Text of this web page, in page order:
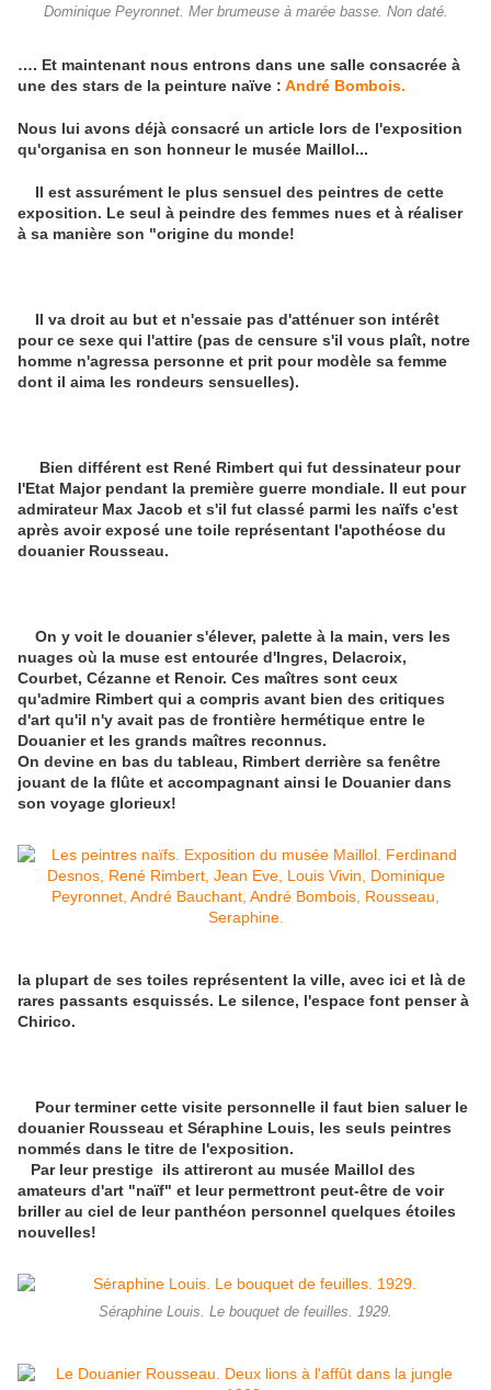
Dominique Peyronnet. Mer brumeuse à marée basse. Non daté.
…. Et maintenant nous entrons dans une salle consacrée à
une des stars de la peinture naïve : André Bombois.
Nous lui avons déjà consacré un article lors de l'exposition
qu'organisa en son honneur le musée Maillol...
Il est assurément le plus sensuel des peintres de cette
exposition. Le seul à peindre des femmes nues et à réaliser
à sa manière son "origine du monde!
Il va droit au but et n'essaie pas d'atténuer son intérêt
pour ce sexe qui l'attire (pas de censure s'il vous plaît, notre
homme n'agressa personne et prit pour modèle sa femme
dont il aima les rondeurs sensuelles).
Bien différent est René Rimbert qui fut dessinateur pour
l'Etat Major pendant la première guerre mondiale. Il eut pour
admirateur Max Jacob et s'il fut classé parmi les naïfs c'est
après avoir exposé une toile représentant l'apothéose du
douanier Rousseau.
On y voit le douanier s'élever, palette à la main, vers les
nuages où la muse est entourée d'Ingres, Delacroix,
Courbet, Cézanne et Renoir. Ces maîtres sont ceux
qu'admire Rimbert qui a compris avant bien des critiques
d'art qu'il n'y avait pas de frontière hermétique entre le
Douanier et les grands maîtres reconnus.
On devine en bas du tableau, Rimbert derrière sa fenêtre
jouant de la flûte et accompagnant ainsi le Douanier dans
son voyage glorieux!
la plupart de ses toiles représentent la ville, avec ici et là de
rares passants esquissés. Le silence, l'espace font penser à
Chirico.
Pour terminer cette visite personnelle il faut bien saluer le
douanier Rousseau et Séraphine Louis, les seuls peintres
nommés dans le titre de l'exposition.
Par leur prestige ils attireront au musée Maillol des
amateurs d'art "naïf" et leur permettront peut-être de voir
briller au ciel de leur panthéon personnel quelques étoiles
nouvelles!
Séraphine Louis. Le bouquet de feuilles. 1929.